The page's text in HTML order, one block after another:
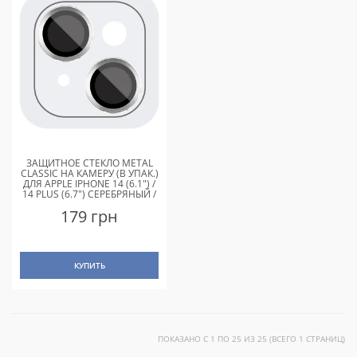
ЗАЩИТНОЕ СТЕКЛО METAL
CLASSIC НА КАМЕРУ (В УПАК.)
ДЛЯ APPLE IPHONE 14 (6.1") /
14 PLUS (6.7") СЕРЕБРЯНЫЙ /
179 грн
КУПИТЬ
ПОКАЗАНО С 1 ПО 25 ИЗ 25 (ВСЕГО 1 СТРАНИЦ)